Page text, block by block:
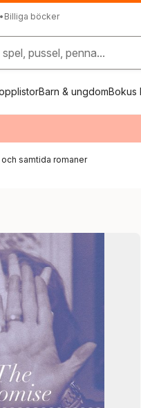
• Billiga böcker
pussel, penna...
Barn & ungdomBokus
samtida romaner